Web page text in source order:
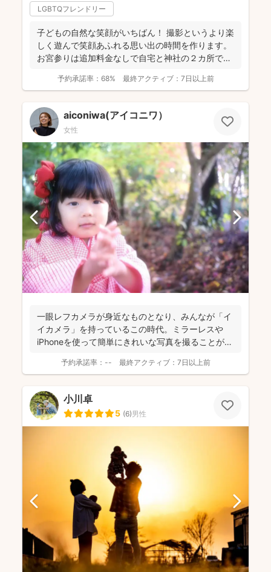
LGBTQフレンドリー
子どもの自然な笑顔がいちばん！ 撮影というより楽
しく遊んで笑顔あふれる思い出の時間を作ります。
お宮参りは追加料金なしで自宅と神社の２カ所で撮
予約承諾率： 68% 最終アクティブ： 7日以上前
aiconiwa(アイコニワ）
女性
一眼レフカメラが身近なものとなり、みんなが「イ
イカメラ」を持っているこの時代。ミラーレスや
iPhoneを使って簡単にきれいな写真を撮ることがで
予約承諾率： -- 最終アクティブ： 7日以上前
小川卓
5 (6)男性